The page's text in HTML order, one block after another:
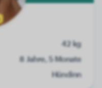
42 kg
8 Jahre, 5 Monate
Hündinn